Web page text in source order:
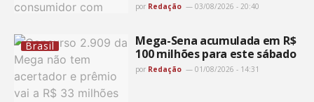
por Redação 03/08/2026 - 20:40
Brasil
Mega-Sena acumulada em R$
100 milhões para este sábado
por Redação 01/08/2026 - 14:31